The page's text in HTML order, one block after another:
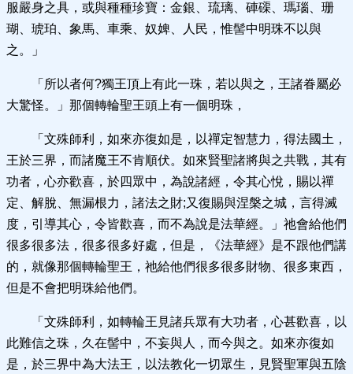
服嚴身之具，或與種種珍寶：金銀、琉璃、硨磲、瑪瑙、珊
瑚、琥珀、象馬、車乘、奴婢、人民，惟髻中明珠不以與
之。」
「所以者何?獨王頂上有此一珠，若以與之，王諸眷屬必
大驚怪。」那個轉輪聖王頭上有一個明珠，
「文殊師利，如來亦復如是，以禪定智慧力，得法國土，
王於三界，而諸魔王不肯順伏。如來賢聖諸將與之共戰，其有
功者，心亦歡喜，於四眾中，為說諸經，令其心悅，賜以禪
定、解脫、無漏根力，諸法之財;又復賜與涅槃之城，言得滅
度，引導其心，令皆歡喜，而不為說是法華經。」祂會給他們
很多很多法，很多很多好處，但是，《法華經》是不跟他們講
的，就像那個轉輪聖王，祂給他們很多很多財物、很多東西，
但是不會把明珠給他們。
「文殊師利，如轉輪王見諸兵眾有大功者，心甚歡喜，以
此難信之珠，久在髻中，不妄與人，而今與之。如來亦復如
是，於三界中為大法王，以法教化一切眾生，見賢聖軍與五陰